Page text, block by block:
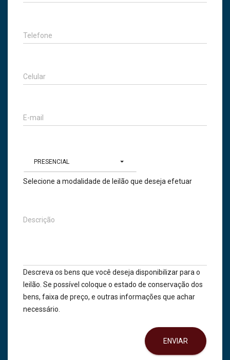
Telefone
Celular
E-mail
PRESENCIAL
Selecione a modalidade de leilão que deseja efetuar
Descrição
Descreva os bens que você deseja disponibilizar para o
leilão. Se possível coloque o estado de conservação dos
bens, faixa de preço, e outras informações que achar
necessário.